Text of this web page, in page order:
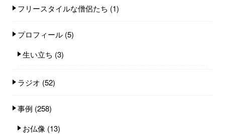
フリースタイルな僧侶たち (1)
プロフィール (5)
生い立ち (3)
ラジオ (52)
事例 (258)
お仏像 (13)